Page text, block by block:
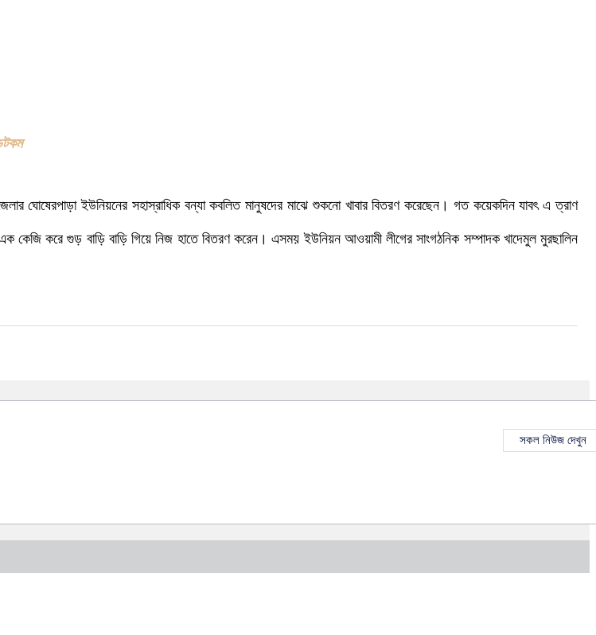
ঘোষেরপাড়া ইউনিয়নের সহাস্রাধিক বন্যা কবলিত মানুষদের মাঝে শুকনো খাবার বিতরণ করেছেন। গত কয়েকদিন যাবৎ এ ত্রাণ
কেজি করে গুড় বাড়ি বাড়ি গিয়ে নিজ হাতে বিতরণ করেন। এসময় ইউনিয়ন আওয়ামী লীগের সাংগঠনিক সম্পাদক খাদেমুল মুরছালিন
সকল নিউজ দেখুন